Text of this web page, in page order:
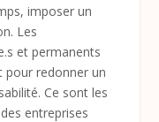
imposer un
Les
et permanents
pour redonner un
Ce sont les
entreprises